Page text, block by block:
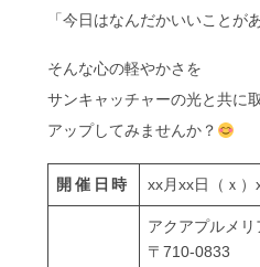
「今日はなんだかいいことが
そんな心の軽やかさを
サンキャッチャーの光と共に
アップしてみませんか？
開催日時 xx月xx日（ｘ
アクアプルメリ
〒710-0833